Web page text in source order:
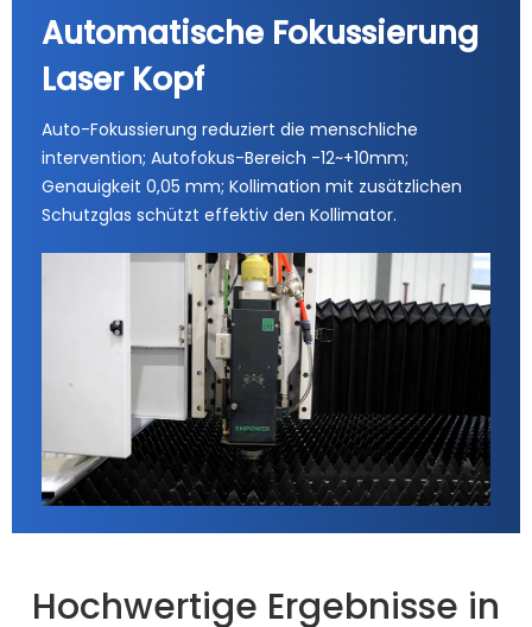
Automatische Fokussierung
Laser Kopf
Auto-Fokussierung reduziert die menschliche
intervention; Autofokus-Bereich -12~+10mm;
Genauigkeit 0,05 mm; Kollimation mit zusätzlichen
Schutzglas schützt effektiv den Kollimator.
Hochwertige Ergebnisse in